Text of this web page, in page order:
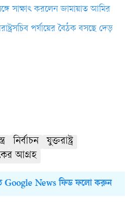
সাক্ষাৎ করলেন জামায়াত আমির
পর্যায়ের বৈঠক বসছে দেড়
নির্বাচন
যুক্তরাষ্ট্র
আগ্রহ
Google News ফিড ফলো করুন